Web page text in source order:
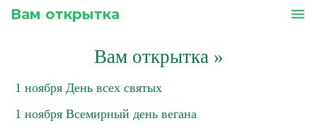
Вам открытка menu
Вам открытка»
1 ноября День всех святых
1 ноября Всемирный день вегана